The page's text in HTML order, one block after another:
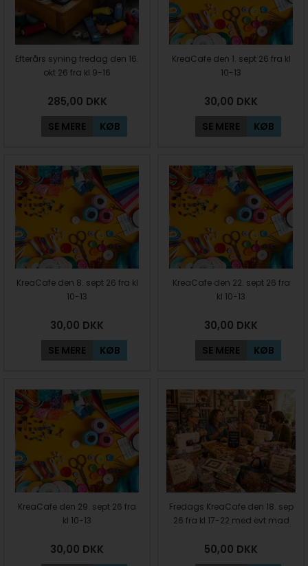
Efterårs syning fredag den 16.
okt 26 fra kl 9-16
285,00 DKK
SE MERE KØB
KreaCafe den 1. sept 26 fra kl
10-13
30,00 DKK
SE MERE KØB
KreaCafe den 8. sept 26 fra kl
10-13
30,00 DKK
SE MERE KØB
KreaCafe den 22. sept 26 fra
kl 10-13
30,00 DKK
SE MERE KØB
KreaCafe den 29. sept 26 fra
kl 10-13
30,00 DKK
Fredags KreaCafe den 18. sep
26 fra kl 17-22 med evt mad
50,00 DKK